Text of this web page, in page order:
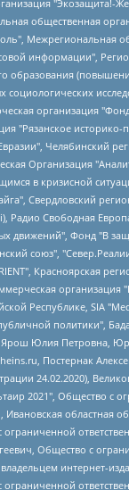
массовых коммуникаций и правовому просвещению "Так-так-Так", Фонд содействия устойчивому развитию "Серебряная тайга", Свердловский региональный общественный фонд социальных проектов "Новое время", "Idel.Реалии", Кавказ.Реалии, Крым.Реалии, Телеканал Настоящее Время, Татаро-башкирская служба Радио Свобода (Azatliq Radiosi), Радио Свободная Европа/Радио Свобода (PCE/PC), "Сибирь.Реалии", "Фактограф", Благотворительный фонд помощи осужденным и их семьям, Автономная некоммерческая организация "Институт глобализации и социальных движений", Фонд "В защиту прав заключенных", Частное учреждение "Центр поддержки и содействия развитию средств массовой информации", Пензенский региональный общественный благотворительный фонд "Гражданский союз", "Север.Реалии", Некоммерческая организация Фонд "Правовая инициатива", Общество с ограниченной ответственностью "Радио Свободная Европа/Радио Свобода", Чешское информационное агентство "MEDIUM-ORIENT", Красноярская региональная общественная